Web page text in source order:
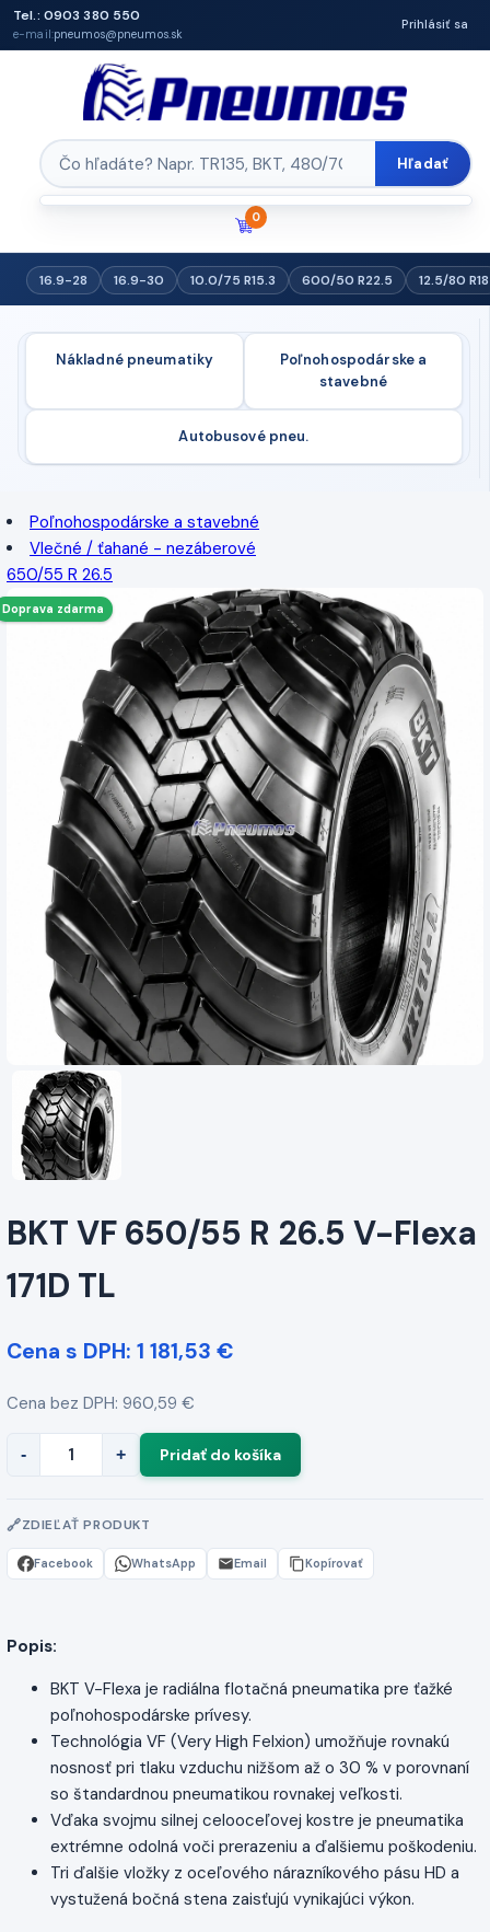
Tel.: 0903 380 550
e-mail:pneumos@pneumos.sk
Prihlásiť sa
Hľadať
0
16.9-28 16.9-30 10.0/75 R15.3 600/50 R22.5 12.5/80 R18
Nákladné pneumatiky
Poľnohospodárske a
stavebné
Autobusové pneu.
Poľnohospodárske a stavebné
Vlečné / ťahané - nezáberové
650/55 R 26.5
Doprava zdarma
BKT VF 650/55 R 26.5 V-Flexa
171D TL
Cena s DPH: 1 181,53 €
Cena bez DPH: 960,59 €
- +
ZDIEĽAŤ PRODUKT
Facebook WhatsApp Email Kopírovať
Popis:
BKT V-Flexa je radiálna flotačná pneumatika pre ťažké
poľnohospodárske prívesy.
Technológia VF (Very High Felxion) umožňuje rovnakú
nosnosť pri tlaku vzduchu nižšom až o 30 % v porovnaní
so štandardnou pneumatikou rovnakej veľkosti.
Vďaka svojmu silnej celooceľovej kostre je pneumatika
extrémne odolná voči prerazeniu a ďalšiemu poškodeniu.
Tri ďalšie vložky z oceľového nárazníkového pásu HD a
vystužená bočná stena zaisťujú vynikajúci výkon.